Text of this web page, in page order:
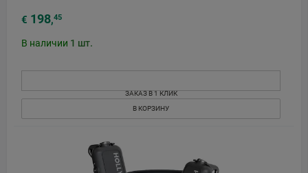
€ 198,45
В наличии 1 шт.
ЗАКАЗ В 1 КЛИК
В КОРЗИНУ